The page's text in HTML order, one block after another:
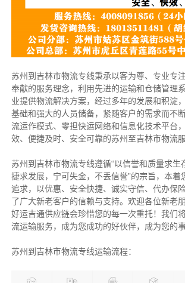
苏州到吉林市物流专线秉承以客为尊、专业专
奉献的服务理念，利用先进的运输和仓储管理
业提供物流解决方案，经过多年的发展和积淀
基础和强大的人员储备，紧随客户的需求而不
流运作模式、零担快运网络和信息化技术平台
效、便捷及时、安全可靠的苏州至吉林市物流服
苏州到吉林市物流专线遵循“以信誉和质量求生
捷求发展，宁可失金，不丢信誉”的宗旨，本着
追求，以优惠、安全快捷、诚实守信、代办保
了广大新老客户的信赖与支持。欢迎各位新老
好运吉通供应链会珍惜您的每一次重托！我们
流运输服务，成为您成功的好伙伴，成为您的
苏州到吉林市物流专线运输流程：